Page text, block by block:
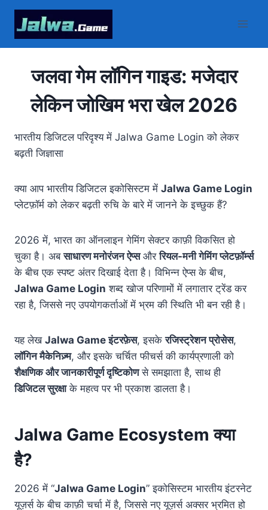
Skip
content
जलवा गेम लॉगिन गाइड: मजेदार
लेकिन जोखिम भरा खेल 2026
भारतीय डिजिटल परिदृश्य में Jalwa Game Login को लेकर
बढ़ती जिज्ञासा
क्या आप भारतीय डिजिटल इकोसिस्टम में Jalwa Game Login
प्लेटफ़ॉर्म को लेकर बढ़ती रुचि के बारे में जानने के इच्छुक हैं?
2026 में, भारत का ऑनलाइन गेमिंग सेक्टर काफ़ी विकसित हो
चुका है। अबसाधारण मनोरंजन ऐप्सऔररियल-मनी गेमिंग प्लेटफ़ॉर्म्स
के बीच एक स्पष्ट अंतर दिखाई देता है। विभिन्न ऐप्स के बीच,
Jalwa Game Login शब्द खोज परिणामों में लगातार ट्रेंड कर
रहा है, जिससे नए उपयोगकर्ताओं में भ्रम की स्थिति भी बन रही है।
यह लेख Jalwa Game इंटरफ़ेस, इसकेरजिस्ट्रेशन प्रोसेस,
लॉगिन मैकेनिज़्म, और इसके चर्चित फीचर्स की कार्यप्रणाली को
शैक्षणिक और जानकारीपूर्ण दृष्टिकोणसे समझाता है, साथ ही
डिजिटल सुरक्षाके महत्व पर भी प्रकाश डालता है।
Jalwa Game Ecosystem क्या
है?
2026 में “Jalwa Game Login” इकोसिस्टम भारतीय इंटरनेट
यूज़र्स के बीच काफ़ी चर्चा में है, जिससे नए यूज़र्स अक्सर भ्रमित हो